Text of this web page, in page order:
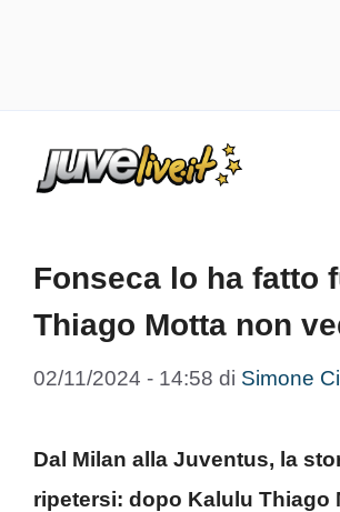
Fonseca lo ha fatto
Thiago Motta non
02/11/2024 - 14:58 di Simone
Dal Milan alla Juventus, la
ripetersi: dopo Kalulu Thiago